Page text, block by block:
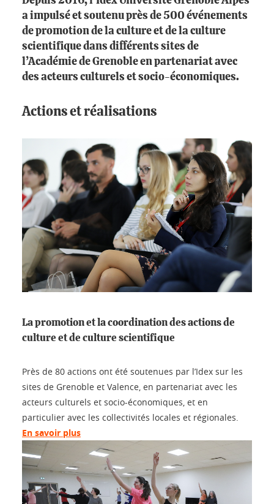
a impulsé et soutenu près de 500 événements
de promotion de la culture et de la culture
scientifique dans différents sites de
l’Académie de Grenoble en partenariat avec
des acteurs culturels et socio-économiques.
Actions et réalisations
La promotion et la coordination des actions de
culture et de culture scientifique
Près de 80 actions ont été soutenues par l’Idex sur les
sites de Grenoble et Valence, en partenariat avec les
acteurs culturels et socio-économiques, et en
particulier avec les collectivités locales et régionales.
En savoir plus